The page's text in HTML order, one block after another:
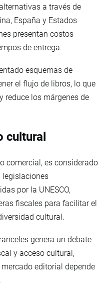
a través de
España y Estados
presentan costos
de entrega.
esquemas de
el flujo de libros, lo que
reduce los márgenes de
cultural
comercial, es considerado
legislaciones
por la UNESCO,
fiscales para facilitar el
cultural.
genera un debate
y acceso cultural,
editorial depende